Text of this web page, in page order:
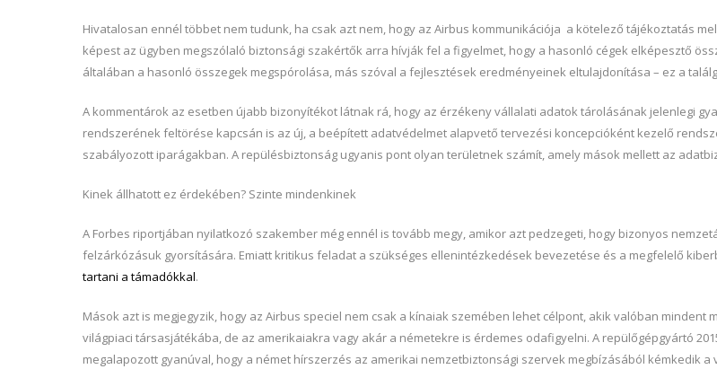
Hivatalosan ennél többet nem tudunk, ha csak azt nem, hogy az Airbus kommunikációja a kötelező tájékoztatás
képest az ügyben megszólaló biztonsági szakértők arra hívják fel a figyelmet, hogy a hasonló cégek elképesztő
általában a hasonló összegek megspórolása, más szóval a fejlesztések eredményeinek eltulajdonítása – ez a
A kommentárok az esetben újabb bizonyítékot látnak rá, hogy az érzékeny vállalati adatok tárolásának jelenlegi
rendszerének feltörése kapcsán is az új, a beépített adatvédelmet alapvető tervezési koncepcióként kezelő
szabályozott iparágakban. A repülésbiztonság ugyanis pont olyan területnek számít, amely mások mellett az
Kinek állhatott ez érdekében? Szinte mindenkinek
A Forbes riportjában nyilatkozó szakember még ennél is tovább megy, amikor azt pedzegeti, hogy bizonyos
felzárkózásuk gyorsítására. Emiatt kritikus feladat a szükséges ellenintézkedések bevezetése és a megfelelő
tartani a támadókkal.
Mások azt is megjegyzik, hogy az Airbus speciel nem csak a kínaiak szemében lehet célpont, akik valóban
világpiaci társasjátékába, de az amerikaiakra vagy akár a németekre is érdemes odafigyelni. A repülőgépgyártó
megalapozott gyanúval, hogy a német hírszerzés az amerikai nemzetbiztonsági szervek megbízásából kémkedik a